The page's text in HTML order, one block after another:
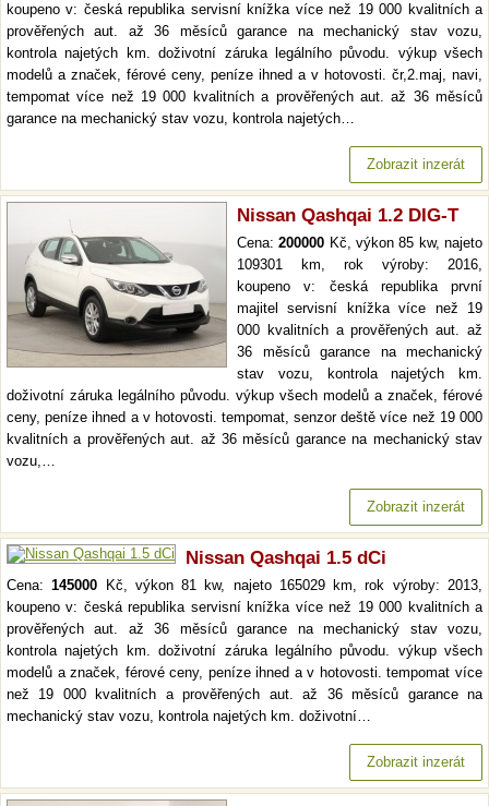
koupeno v: česká republika servisní knížka více než 19 000 kvalitních a
prověřených aut. až 36 měsíců garance na mechanický stav vozu,
kontrola najetých km. doživotní záruka legálního původu. výkup všech
modelů a značek, férové ceny, peníze ihned a v hotovosti. čr,2.maj, navi,
tempomat více než 19 000 kvalitních a prověřených aut. až 36 měsíců
garance na mechanický stav vozu, kontrola najetých…
Zobrazit inzerát
Nissan Qashqai 1.2 DIG-T
Cena:200000 Kč, výkon 85 kw, najeto
109301 km, rok výroby: 2016,
koupeno v: česká republika první
majitel servisní knížka více než 19
000 kvalitních a prověřených aut. až
36 měsíců garance na mechanický
stav vozu, kontrola najetých km.
doživotní záruka legálního původu. výkup všech modelů a značek, férové
ceny, peníze ihned a v hotovosti. tempomat, senzor deště více než 19 000
kvalitních a prověřených aut. až 36 měsíců garance na mechanický stav
vozu,…
Zobrazit inzerát
Nissan Qashqai 1.5 dCi
Cena:145000 Kč, výkon 81 kw, najeto 165029 km, rok výroby: 2013,
koupeno v: česká republika servisní knížka více než 19 000 kvalitních a
prověřených aut. až 36 měsíců garance na mechanický stav vozu,
kontrola najetých km. doživotní záruka legálního původu. výkup všech
modelů a značek, férové ceny, peníze ihned a v hotovosti. tempomat více
než 19 000 kvalitních a prověřených aut. až 36 měsíců garance na
mechanický stav vozu, kontrola najetých km. doživotní…
Zobrazit inzerát